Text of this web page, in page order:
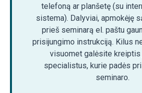
telefoną ar planšetę (su
sistema). Dalyviai, apmokėję
prieš seminarą el. paštu
prisijungimo instrukciją. Kilus
visuomet galėsite
specialistus, kurie padės
seminaro.